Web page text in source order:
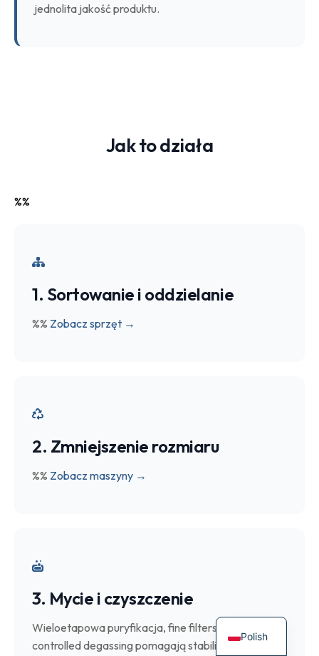
jednolita jakość produktu.
Jak to działa
%%
1. Sortowanie i oddzielanie
%% Zobacz sprzęt →
2. Zmniejszenie rozmiaru
%% Zobacz maszyny →
3. Mycie i czyszczenie
Wieloetapowa puryfikacja, fine filters and
controlled degassing pomagają stabilizować kolor i
Polish